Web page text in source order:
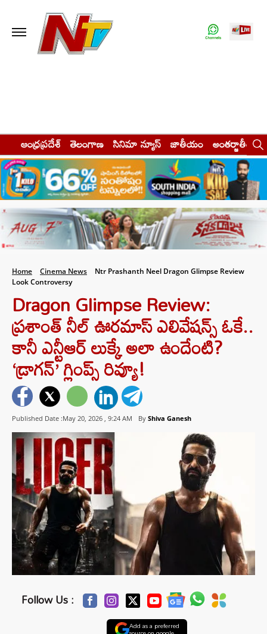
ఆంధ్రప్రదేశ్ తెలంగాణ సినిమా న్యూస్ జాతీయం అంతర్జాతీయం
Home Cinema News
Ntr Prashanth Neel Dragon Glimpse Review
Look Controversy
Dragon Glimpse Review:
ప్రశాంత్ నీల్ ఊరమాస్ ఎలివేషన్స్ ఓకే..
కానీ ఎన్టీఆర్ లుక్కే అలా ఉందేంటి?
‘డ్రాగన్’ గ్లింప్స్ రివ్యూ!
Published Date :May 20, 2026 , 9:24 AM By Shiva Ganesh
Follow Us :
Add as a preferred